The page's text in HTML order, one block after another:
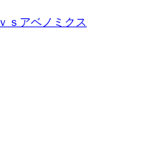
ｓアベノミクス